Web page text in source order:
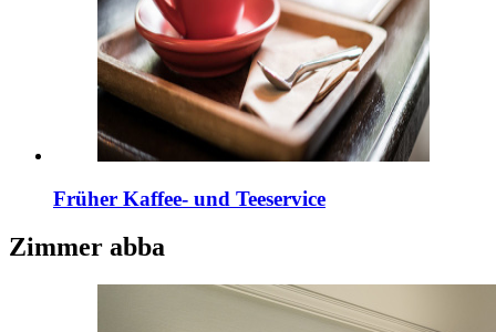
Früher Kaffee- und Teeservice
Zimmer abba